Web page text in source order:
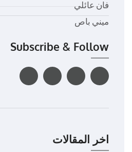
فان عائلي
ميني باص
Subscribe & Follow
اخر المقالات